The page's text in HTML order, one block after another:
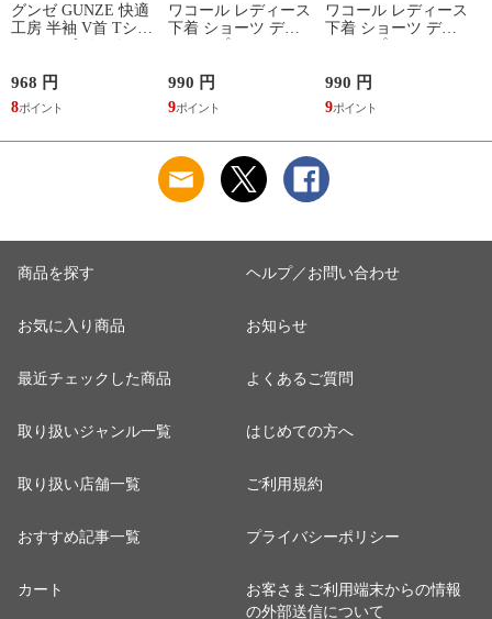
グンゼ GUNZE 快適
工房 半袖 V首 Tシャ
ツ メンズ インナー
本製 抗菌防臭
968 円
8
ワコール レディース
下着 ショーツ ディ
アヒップショーツ
スタンダード ノーマ
ルショーツ ML
Wacoal
990 円
9
ワコール レディース
下着 ショーツ ディ
アヒップショーツ
スタンダード ノーマ
ルショーツ ML
Wacoal
990 円
9
商品を探す
お気に入り商品
最近チェックした商品
取り扱いジャンル一覧
取り扱い店舗一覧
おすすめ記事一覧
カート
ヘルプ／お問い合わせ
お知らせ
よくあるご質問
はじめての方へ
ご利用規約
プライバシーポリシー
お客さまご利用端末からの情報
の外部送信について